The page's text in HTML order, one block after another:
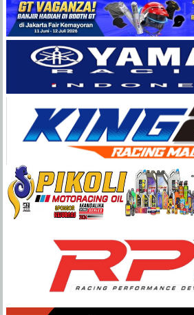
Balap
Paling
Lengkap